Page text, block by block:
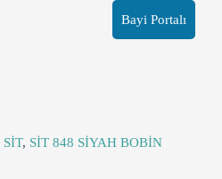
Bayi Portalı
SİT, SİT 848 SİYAH BOBİN